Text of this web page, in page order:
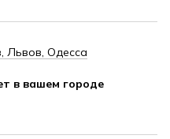
в вашем городе